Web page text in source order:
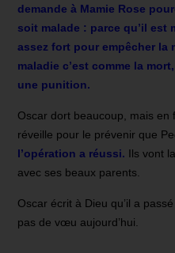
demande à Mamie Rose
soit malade : parce qu’il est
assez fort pour empêcher la
maladie c’est comme la
une punition.
Oscar dort beaucoup, mais en
réveille pour le prévenir que
l’opération a réussi. Ils vont
avec ses beaux parents.
Oscar écrit à Dieu qu’il a
pas de vœu aujourd’hui.